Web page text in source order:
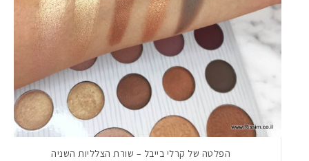
הפלטה של קרלי בייבל – שורת הצלליות השניה